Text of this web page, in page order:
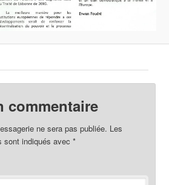
commentaire
ne sera pas publiée. Les
sont indiqués avec*